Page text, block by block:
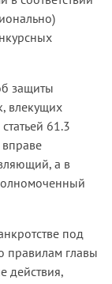
защиты
влекущих
61.3
а в
под
правилам главы
действия,